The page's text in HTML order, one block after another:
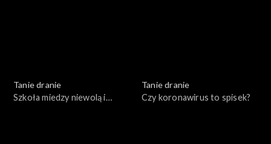
Tanie dranie
Szkoła miedzy niewolą i
Tanie dranie
Czy koronawirus to spisek?